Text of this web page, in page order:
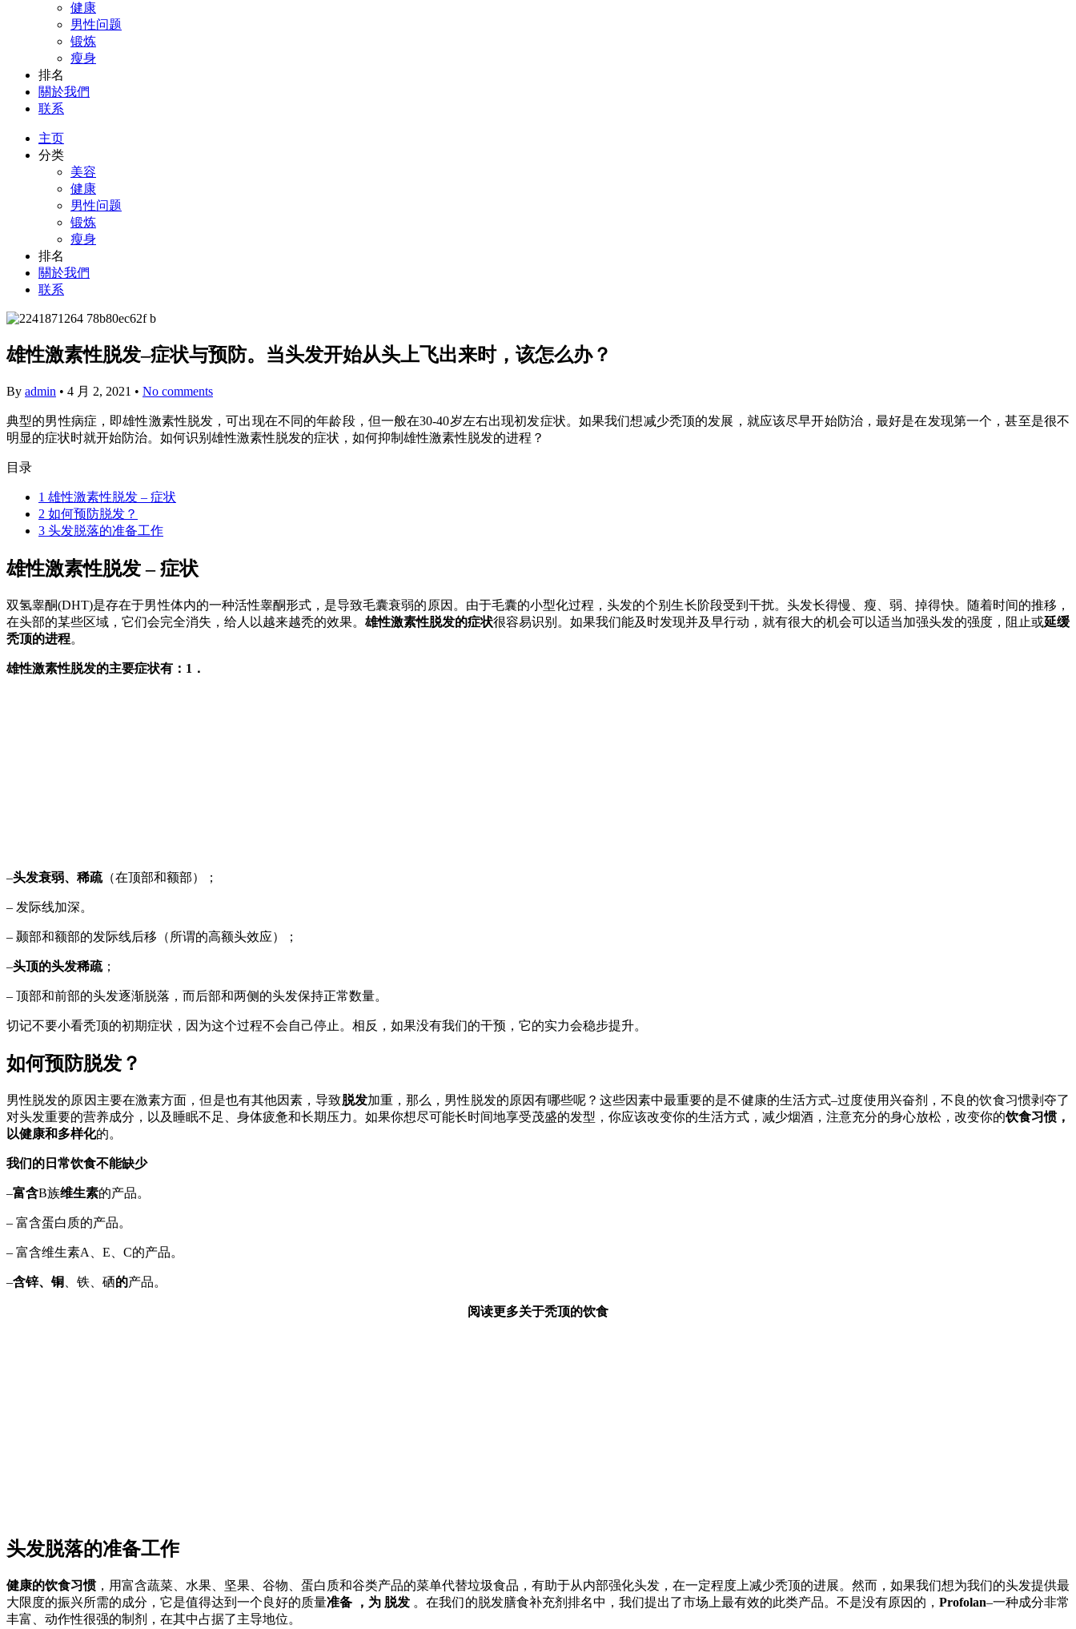
健康
男性问题
锻炼
瘦身
排名
關於我們
联系
主页
分类
美容
健康
男性问题
锻炼
瘦身
排名
關於我們
联系
雄性激素性脱发–症状与预防。当头发开始从头上飞出来时，该怎么办？
By admin • 4 月 2, 2021 • No comments
典型的男性病症，即雄性激素性脱发，可出现在不同的年龄段，但一般在30-40岁左右出现初发症状。如果我们想减少秃顶的发展，就应该尽早开始防治，最好是在发现第一个，甚至是很不
明显的症状时就开始防治。如何识别雄性激素性脱发的症状，如何抑制雄性激素性脱发的进程？
目录
1 雄性激素性脱发 – 症状
2 如何预防脱发？
3 头发脱落的准备工作
雄性激素性脱发 – 症状
双氢睾酮(DHT)是存在于男性体内的一种活性睾酮形式，是导致毛囊衰弱的原因。由于毛囊的小型化过程，头发的个别生长阶段受到干扰。头发长得慢、瘦、弱、掉得快。随着时间的推移，
在头部的某些区域，它们会完全消失，给人以越来越秃的效果。 雄性激素性脱发的症状很容易识别。如果我们能及时发现并及早行动，就有很大的机会可以适当加强头发的强度，阻止或延缓
秃顶的进程。
雄性激素性脱发的主要症状有：1．
–头发衰弱、稀疏（在顶部和额部）；
– 发际线加深。
– 颞部和额部的发际线后移（所谓的高额头效应）；
–头顶的头发稀疏；
– 顶部和前部的头发逐渐脱落，而后部和两侧的头发保持正常数量。
切记不要小看秃顶的初期症状，因为这个过程不会自己停止。相反，如果没有我们的干预，它的实力会稳步提升。
如何预防脱发？
男性脱发的原因主要在激素方面，但是也有其他因素，导致脱发加重，那么，男性脱发的原因有哪些呢？这些因素中最重要的是不健康的生活方式–过度使用兴奋剂，不良的饮食习惯剥夺了
对头发重要的营养成分，以及睡眠不足、身体疲惫和长期压力。如果你想尽可能长时间地享受茂盛的发型，你应该改变你的生活方式，减少烟酒，注意充分的身心放松，改变你的饮食习惯，
以健康和多样化的。
我们的日常饮食不能缺少
–富含B族维生素的产品。
– 富含蛋白质的产品。
– 富含维生素A、E、C的产品。
–含锌、铜 、铁、硒的产品。
阅读更多关于秃顶的饮食
头发脱落的准备工作
健康的饮食习惯，用富含蔬菜、水果、坚果、谷物、蛋白质和谷类产品的菜单代替垃圾食品，有助于从内部强化头发，在一定程度上减少秃顶的进展。然而，如果我们想为我们的头发提供最
大限度的振兴所需的成分，它是值得达到一个良好的质量准备 ，为 脱发 。在我们的脱发膳食补充剂排名中，我们提出了市场上最有效的此类产品。不是没有原因的， Profolan–一种成分非常
丰富、动作性很强的制剂，在其中占据了主导地位。